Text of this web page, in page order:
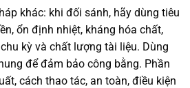
khác: khi đối sánh, hãy dùng tiêu
ổn định nhiệt, kháng hóa chất,
kỳ và chất lượng tài liệu. Dùng
để đảm bảo công bằng. Phần
cách thao tác, an toàn, điều kiện